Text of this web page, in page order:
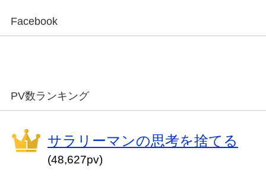
Facebook
PV数ランキング
サラリーマンの思考を捨てる
(48,627pv)